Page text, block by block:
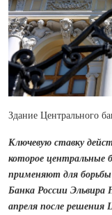
Здание Центрального
Ключевую ставку
которое центральные
применяют для
Банка России Эльвира
апреля после